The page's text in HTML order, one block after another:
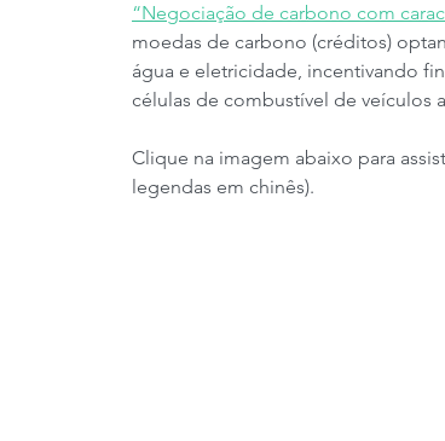
“Negociação de carbono com
moedas de carbono (créditos)
água e eletricidade, incentivando
células de combustível de
Clique na imagem abaixo para
legendas em chinês).